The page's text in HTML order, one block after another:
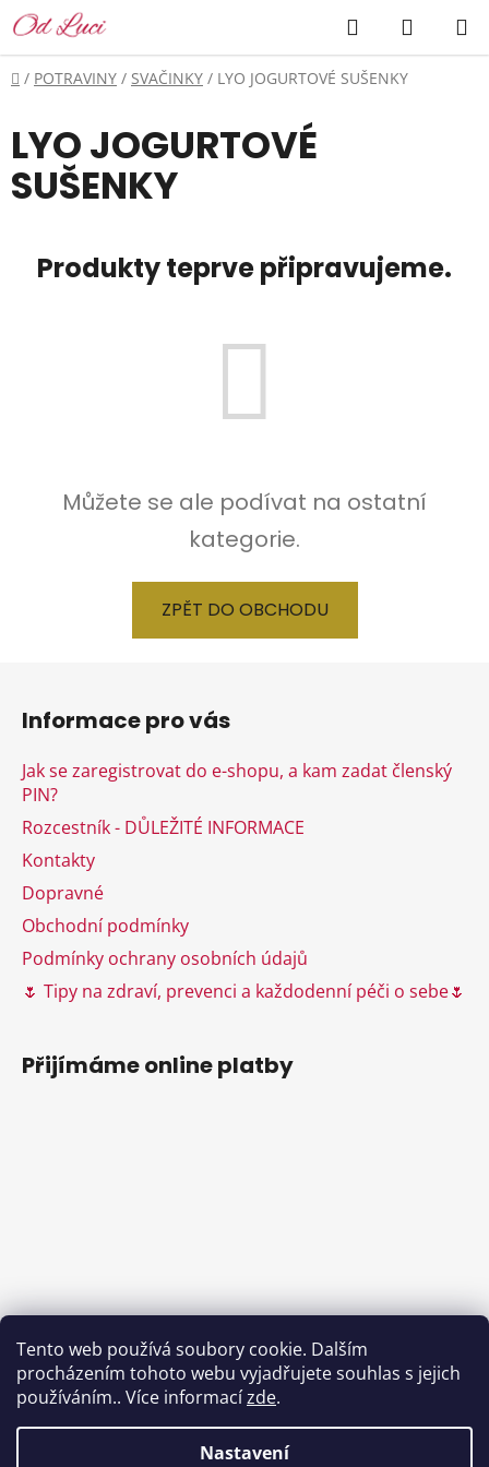
Tento web používá soubory cookie. Dalším
procházením tohoto webu vyjadřujete souhlas s jejich
používáním.. Více informacízde.
Nastavení
Přejít
na
obsah
Hledat
KOŠÍK
Domů
/ POTRAVINY / SVAČINKY / LYO JOGURTOVÉ SUŠENKY
LYO JOGURTOVÉ
SUŠENKY
Produkty teprve připravujeme.
Můžete se ale podívat na ostatní
kategorie.
ZPĚT DO OBCHODU
Informace pro vás
Jak se zaregistrovat do e-shopu, a kam zadat členský
PIN?
Rozcestník - DŮLEŽITÉ INFORMACE
Kontakty
Dopravné
Obchodní podmínky
Podmínky ochrany osobních údajů
🌷 Tipy na zdraví, prevenci a každodenní péči o sebe🌷
Přijímáme online platby